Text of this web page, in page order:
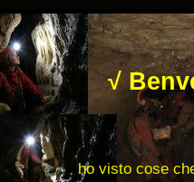
√
ho visto cose